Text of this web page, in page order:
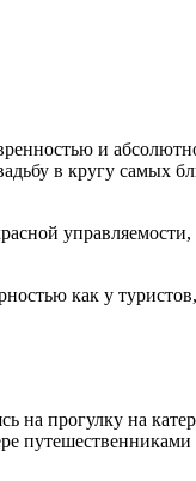
и
в кругу самых
как у
на прогулку на